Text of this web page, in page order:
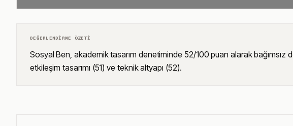
DEĞERLENDIRME ÖZETI
Sosyal Ben, akademik tasarım denetiminde 52/100 puan alarak bağımsız
etkileşim tasarımı (51) ve teknik altyapı (52).